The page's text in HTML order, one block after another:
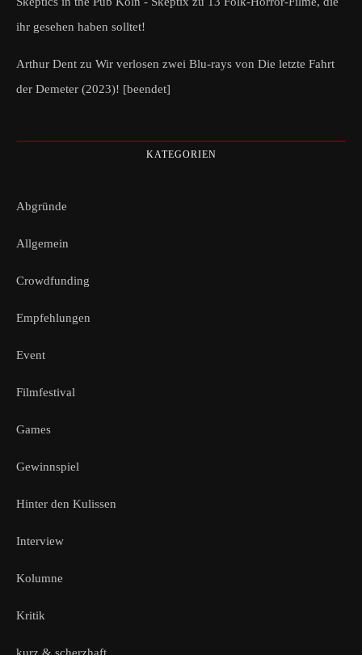
ihr gesehen haben solltet!
Arthur Dent zu Wir verlosen zwei Blu-rays von Die letzte Fahrt
der Demeter (2023)! [beendet]
KATEGORIEN
Abgründe
Allgemein
Crowdfunding
Empfehlungen
Event
Filmfestival
Games
Gewinnspiel
Hinter den Kulissen
Interview
Kolumne
Kritik
kurz & scherzhaft